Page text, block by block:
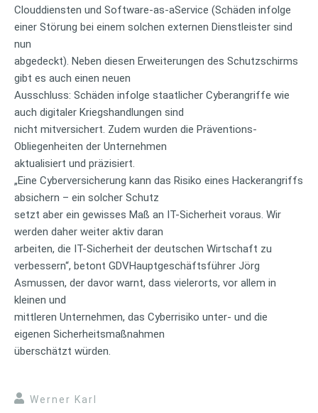
Clouddiensten und Software-as-aService (Schäden infolge
einer Störung bei einem solchen externen Dienstleister sind
nun
abgedeckt). Neben diesen Erweiterungen des Schutzschirms
gibt es auch einen neuen
Ausschluss: Schäden infolge staatlicher Cyberangriffe wie
auch digitaler Kriegshandlungen sind
nicht mitversichert. Zudem wurden die Präventions-
Obliegenheiten der Unternehmen
aktualisiert und präzisiert.
„Eine Cyberversicherung kann das Risiko eines Hackerangriffs
absichern – ein solcher Schutz
setzt aber ein gewisses Maß an IT-Sicherheit voraus. Wir
werden daher weiter aktiv daran
arbeiten, die IT-Sicherheit der deutschen Wirtschaft zu
verbessern“, betont GDVHauptgeschäftsführer Jörg
Asmussen, der davor warnt, dass vielerorts, vor allem in
kleinen und
mittleren Unternehmen, das Cyberrisiko unter- und die
eigenen Sicherheitsmaßnahmen
überschätzt würden.
Werner Karl